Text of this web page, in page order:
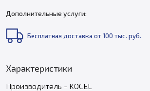
Дополнительные услуги:
Бесплатная доставка от 100 тыс. руб.
Характеристики
Производитель - KOCEL